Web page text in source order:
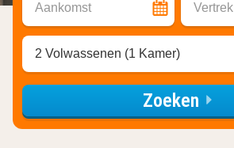
Aankomst Vertrek
2 Volwassenen (1 Kamer)
Zoeken